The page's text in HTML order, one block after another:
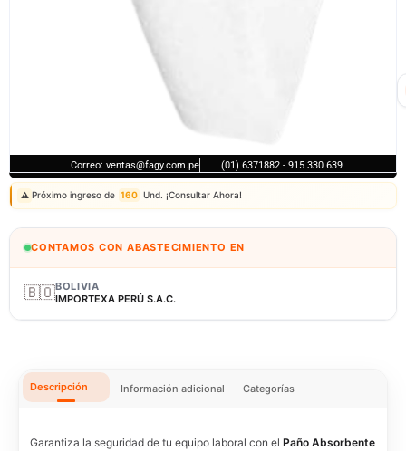
Correo: ventas@fagy.com.pe (01) 6371882 - 915 330 639
⚠️ Próximo ingreso de 160 Und. ¡Consultar Ahora!
CONTAMOS CON ABASTECIMIENTO EN
🇧🇴BOLIVIA
IMPORTEXA PERÚ S.A.C.
Descripción Información adicional Categorías
Garantiza la seguridad de tu equipo laboral con el Paño Absorbente